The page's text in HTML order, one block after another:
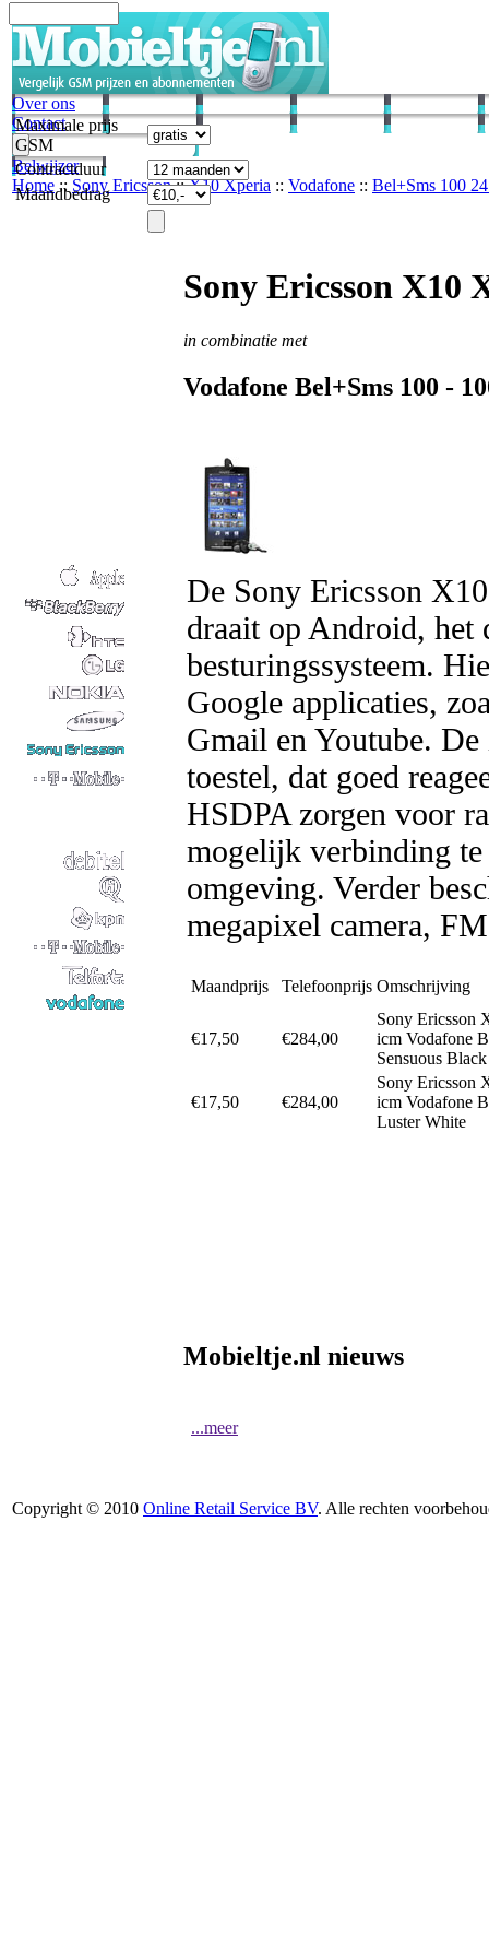
Over ons
Contact
Belwijzer
Home :: Sony Ericsson::X10 Xperia :: Vodafone :: Bel+Sms 100
Maximale prijs
GSM
Contractduur
Maandbedrag
Sony Ericsson X10
in combinatie met
Vodafone Bel+Sms 100 -
De Sony Ericsson
draait op Android,
besturingssysteem.
Google applicaties,
Gmail en Youtube.
toestel, dat goed
HSDPA zorgen voor
mogelijk verbinding te
omgeving. Verder
megapixel camera,
Maandprijs Telefoonprijs Omschrijving
€17,50 €284,00
Sony Ericsson
icm Vodafone
Sensuous Black
€17,50 €284,00
Sony Ericsson
icm Vodafone
Luster White
Mobieltje.nl nieuws
...meer
Copyright © 2010 Online Retail Service BV. Alle rechten